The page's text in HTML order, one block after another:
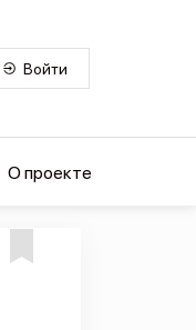
Войти
О проекте